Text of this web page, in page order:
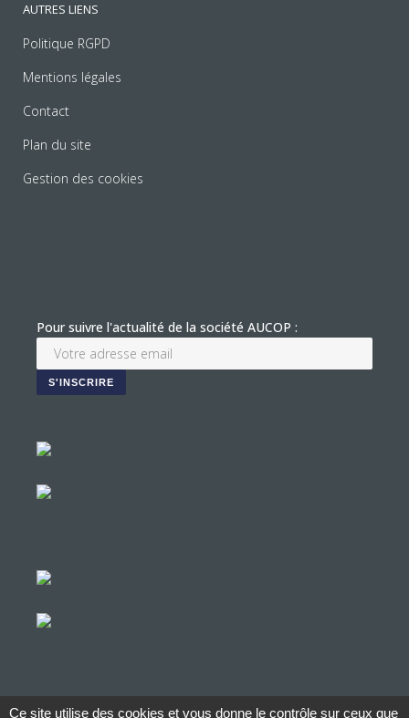
AUTRES LIENS
Politique RGPD
Mentions légales
Contact
Plan du site
Gestion des cookies
Pour suivre l'actualité de la société AUCOP :
Ce site utilise des cookies et vous donne le contrôle sur ceux que